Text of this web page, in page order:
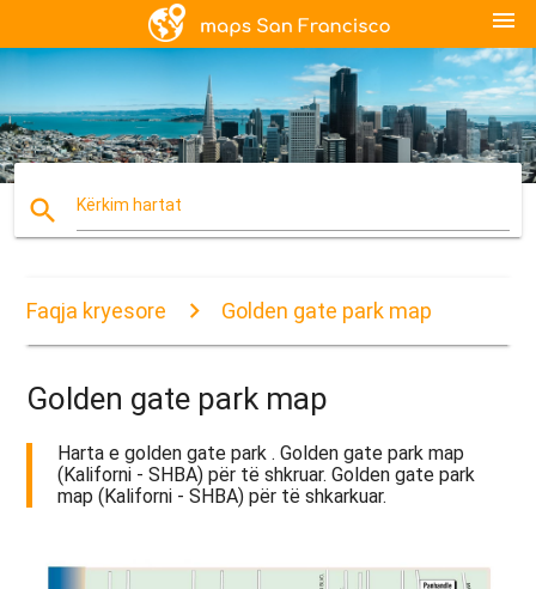
menu
search Kërkim hartat
Faqja kryesore Golden gate park map
Golden gate park map
Harta e golden gate park . Golden gate park map
(Kaliforni - SHBA) për të shkruar. Golden gate park
map (Kaliforni - SHBA) për të shkarkuar.